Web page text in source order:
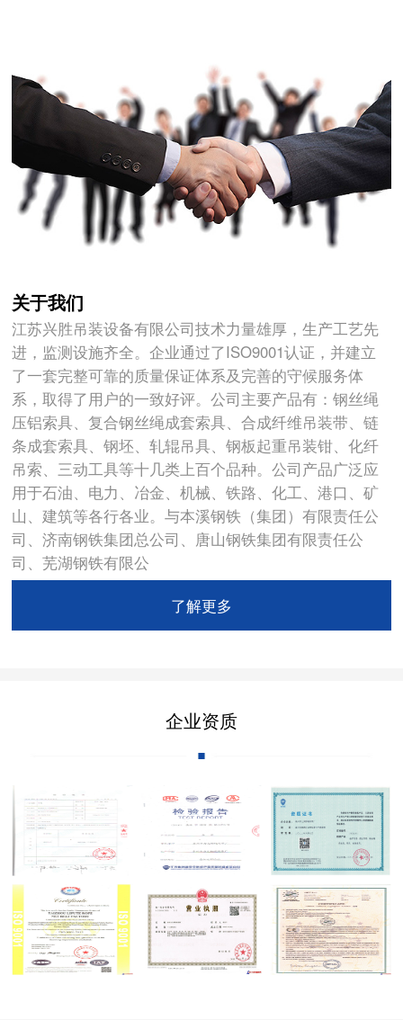
关于我们
江苏兴胜吊装设备有限公司技术力量雄厚，生产工艺先
进，监测设施齐全。企业通过了ISO9001认证，并建立
了一套完整可靠的质量保证体系及完善的守候服务体
系，取得了用户的一致好评。公司主要产品有：钢丝绳
压铝索具、复合钢丝绳成套索具、合成纤维吊装带、链
条成套索具、钢坯、轧辊吊具、钢板起重吊装钳、化纤
吊索、三动工具等十几类上百个品种。公司产品广泛应
用于石油、电力、冶金、机械、铁路、化工、港口、矿
山、建筑等各行各业。与本溪钢铁（集团）有限责任公
司、济南钢铁集团总公司、唐山钢铁集团有限责任公
司、芜湖钢铁有限公
了解更多
企业资质